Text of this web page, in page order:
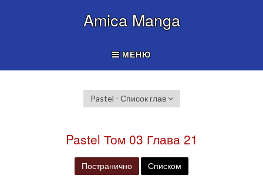
Amica Manga
МЕНЮ
Pastel - Список глав
Pastel Том 03 Глава 21
Постранично Списком